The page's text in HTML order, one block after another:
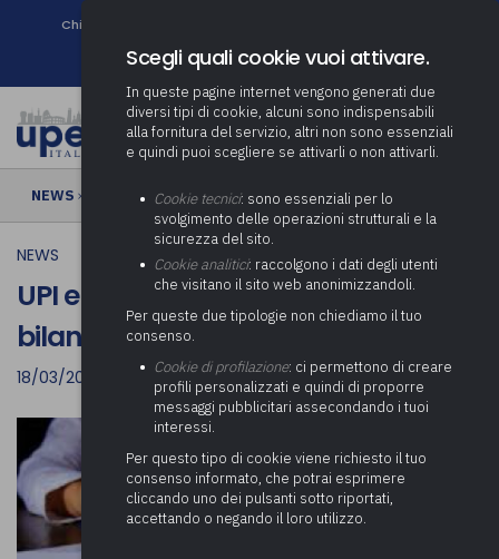
Chi siamo
Newsletter
NEWS › UPI e ANCI: Richiesta proroga bilanci 2021
NEWS
UPI e ANCI: Richiesta proroga
bilanci 2021
18/03/2021
Scegli quali cookie vuoi attivare.
In queste pagine internet vengono generati due
diversi tipi di cookie, alcuni sono indispensabili
alla fornitura del servizio, altri non sono essenziali
e quindi puoi scegliere se attivarli o non attivarli.
Cookie tecnici: sono essenziali per lo
svolgimento delle operazioni strutturali e la
sicurezza del sito.
Cookie analitici: raccolgono i dati degli utenti
che visitano il sito web anonimizzandoli.
Per queste due tipologie non chiediamo il tuo
consenso.
Cookie di profilazione: ci permettono di creare
profili personalizzati e quindi di proporre
messaggi pubblicitari assecondando i tuoi
interessi.
Per questo tipo di cookie viene richiesto il tuo
consenso informato, che potrai esprimere
cliccando uno dei pulsanti sotto riportati,
accettando o negando il loro utilizzo.